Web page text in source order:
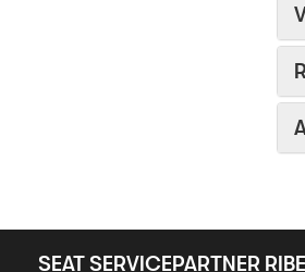
SEAT SERVICEPARTNER RIBE